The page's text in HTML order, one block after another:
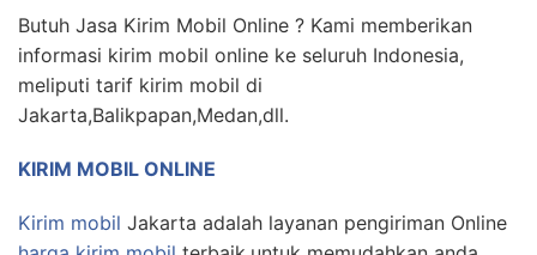
Butuh Jasa Kirim Mobil Online ? Kami memberikan
informasi kirim mobil online ke seluruh Indonesia,
meliputi tarif kirim mobil di
Jakarta,Balikpapan,Medan,dll.
KIRIM MOBIL ONLINE
Kirim mobil Jakarta adalah layanan pengiriman Online